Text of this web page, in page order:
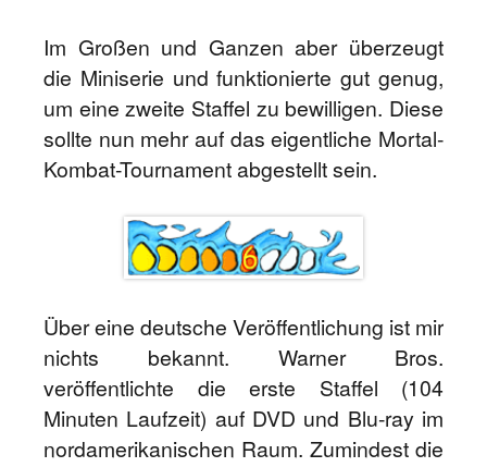
Im Großen und Ganzen aber überzeugt
die Miniserie und funktionierte gut genug,
um eine zweite Staffel zu bewilligen. Diese
sollte nun mehr auf das eigentliche Mortal-
Kombat-Tournament abgestellt sein.
Über eine deutsche Veröffentlichung ist mir
nichts bekannt. Warner Bros.
veröffentlichte die erste Staffel (104
Minuten Laufzeit) auf DVD und Blu-ray im
nordamerikanischen Raum. Zumindest die